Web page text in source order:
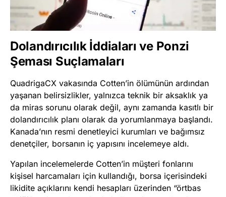
Dolandırıcılık İddiaları ve Ponzi
Şeması Suçlamaları
QuadrigaCX vakasında Cotten’in ölümünün ardından
yaşanan belirsizlikler, yalnızca teknik bir aksaklık ya
da miras sorunu olarak değil, aynı zamanda kasıtlı bir
dolandırıcılık planı olarak da yorumlanmaya başlandı.
Kanada’nın resmi denetleyici kurumları ve bağımsız
denetçiler, borsanın iç yapısını incelemeye aldı.
Yapılan incelemelerde Cotten’in müşteri fonlarını
kişisel harcamaları için kullandığı, borsa içerisindeki
likidite açıklarını kendi hesapları üzerinden “örtbas